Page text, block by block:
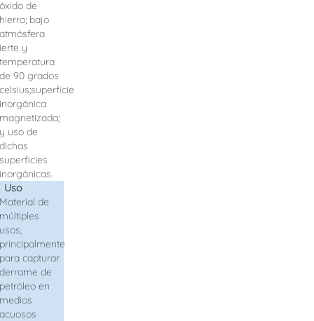
óxido de
hierro; bajo
atmósfera
ierte y
temperatura
de 90 grados
celsius;superficie
inorgánica
magnetizada;
y uso de
dichas
superficies
inorgánicas.
Uso
Material de
múltiples
usos,
principalmente
para capturar
derrame de
petróleo en
medios
acuosos